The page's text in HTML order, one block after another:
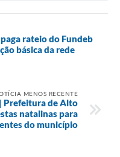
rateio do Fundeb
básica da rede
MENOS RECENTE
Prefeitura de Alto
natalinas para
do município